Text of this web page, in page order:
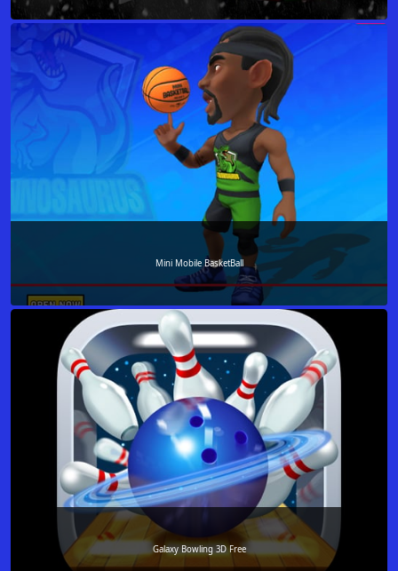
Mini Mobile BasketBall
Galaxy Bowling 3D Free